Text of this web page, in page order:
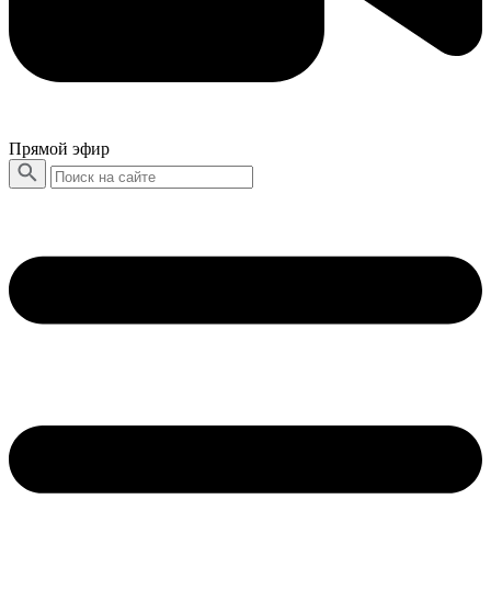
Прямой эфир